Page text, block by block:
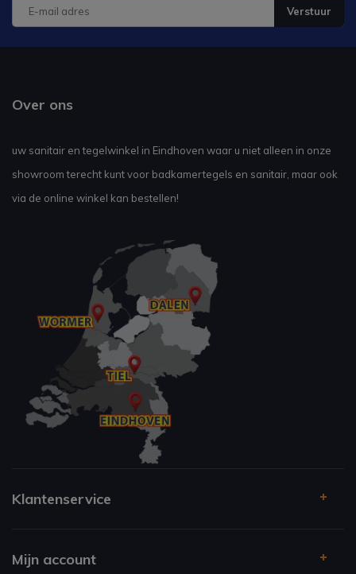
Verstuur
Over ons
uw sanitair en tegelwinkel in Eindhoven waar u niet alleen in onze
showroom terecht kunt voor badkamertegels en sanitair, maar ook
via de online winkel kan bestellen!
Klantenservice
Mijn account